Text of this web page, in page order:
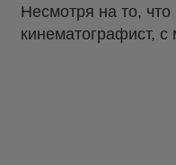
Несмотря на то,
кинематографист,